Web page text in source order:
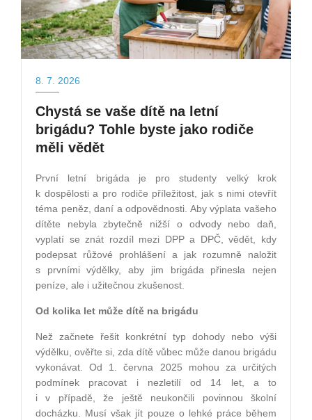
8. 7. 2026
Chystá se vaše dítě na letní
brigádu? Tohle byste jako rodiče
měli vědět
První letní brigáda je pro studenty velký krok
k dospělosti a pro rodiče příležitost, jak s nimi otevřít
téma peněz, daní a odpovědnosti. Aby výplata vašeho
dítěte nebyla zbytečně nižší o odvody nebo daň,
vyplatí se znát rozdíl mezi DPP a DPČ, vědět, kdy
podepsat růžové prohlášení a jak rozumně naložit
s prvními výdělky, aby jim brigáda přinesla nejen
peníze, ale i užitečnou zkušenost.
Od kolika let může dítě na brigádu
Než začnete řešit konkrétní typ dohody nebo výši
výdělku, ověřte si, zda dítě vůbec může danou brigádu
vykonávat. Od 1. června 2025 mohou za určitých
podmínek pracovat i nezletilí od 14 let, a to
i v případě, že ještě neukončili povinnou školní
docházku. Musí však jít pouze o lehké práce během